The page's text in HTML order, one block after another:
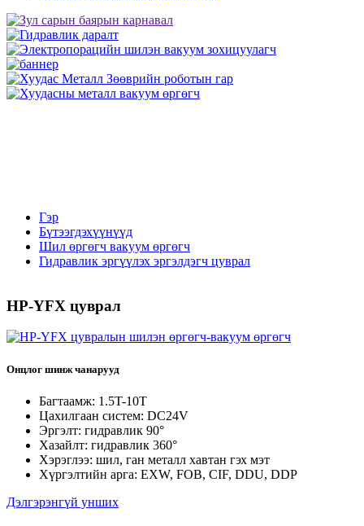
Гэр
Бүтээгдэхүүнүүд
Шил өргөгч вакуум өргөгч
Гидравлик эргүүлэх эргэлдэгч цуврал
HP-YFX цуврал
Онцлог шинж чанарууд
Багтаамж: 1.5T-10T
Цахилгаан систем: DC24V
Эргэлт: гидравлик 90°
Хазайлт: гидравлик 360°
Хэрэглээ: шил, ган металл хавтан гэх мэт
Хүргэлтийн арга: EXW, FOB, CIF, DDU, DDP
Дэлгэрэнгүй унших